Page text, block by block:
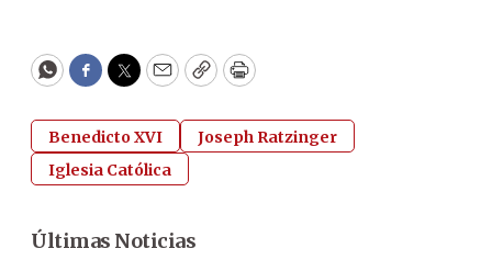
WhatsApp
Facebook
Twitter
EmailCopyPrint
Benedicto XVI
Joseph Ratzinger
Iglesia Católica
Últimas Noticias